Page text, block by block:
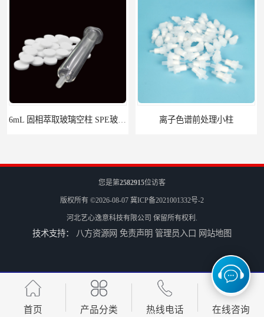
6mL 固相萃取玻璃空柱 SPE玻璃空柱 离子色谱前处理小柱​
您是第2582915位访客
版权所有 ©2026-08-07 冀ICP备2021001332号-2
河北艺心逸意科技有限公司 保留所有权利.
技术支持： 八方资源网 免责声明 管理员入口 网站地图
首页 产品分类 热线电话 在线咨询